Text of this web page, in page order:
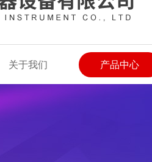
关于我们 产品中心